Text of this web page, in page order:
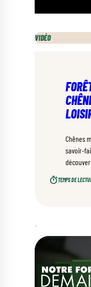
VIDÉO
Chênes
savoir-
naturel
TEMPS DE